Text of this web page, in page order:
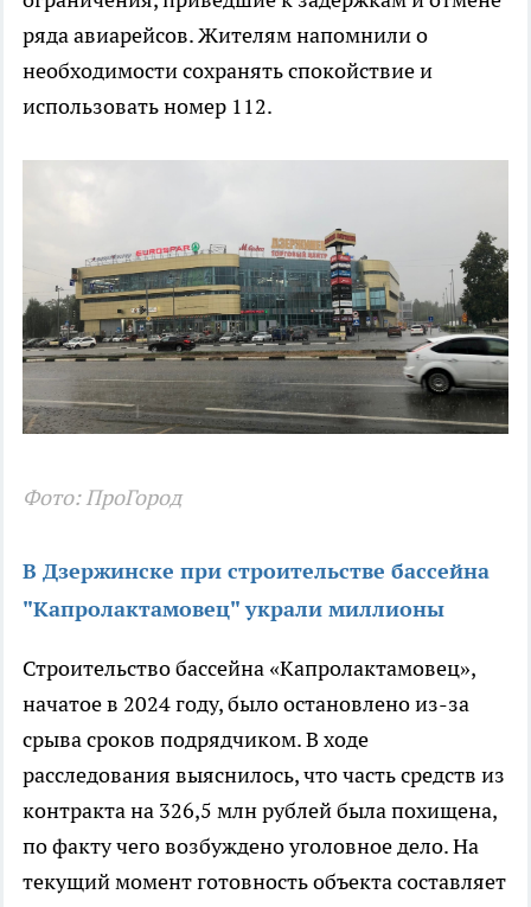
ряда авиарейсов. Жителям напомнили о
необходимости сохранять спокойствие и
использовать номер 112.
Фото: ПроГород
В Дзержинске при строительстве бассейна
"Капролактамовец" украли миллионы
Строительство бассейна «Капролактамовец»,
начатое в 2024 году, было остановлено из-за
срыва сроков подрядчиком. В ходе
расследования выяснилось, что часть средств из
контракта на 326,5 млн рублей была похищена,
по факту чего возбуждено уголовное дело. На
текущий момент готовность объекта составляет